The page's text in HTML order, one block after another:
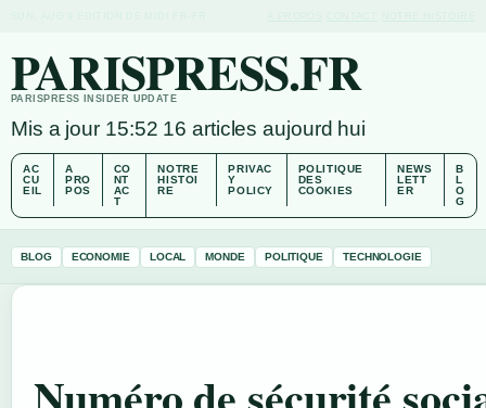
PARISPRESS.FR
PARISPRESS INSIDER UPDATE
Mis a jour 15:52 16 articles aujourd hui
AC
CU
EIL
A
PRO
POS
CO
NT
AC
T
NOTRE
HISTOI
RE
PRIVAC
Y
POLICY
POLITIQUE
DES
COOKIES
NEWS
LETT
ER
B
L
O
G
BLOG ECONOMIE LOCAL MONDE POLITIQUE TECHNOLOGIE